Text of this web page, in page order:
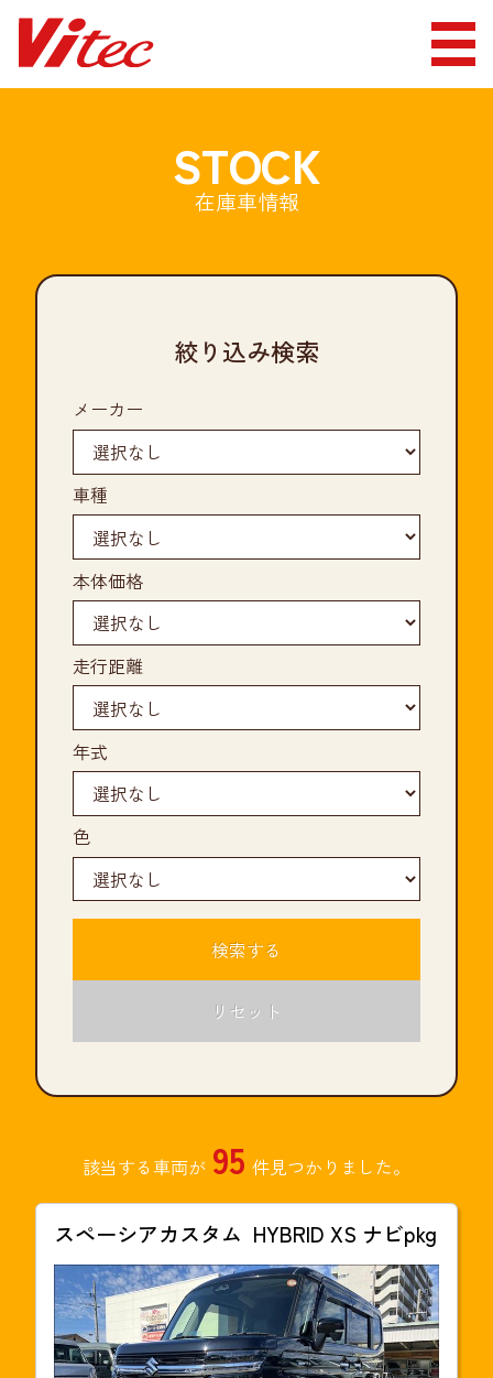
STOCK
在庫車情報
絞り込み検索
メーカー
車種
本体価格
走行距離
年式
色
リセット
該当する車両が 95 件見つかりました。
スペーシアカスタム HYBRID XS ナビpkg
支払総額
232.2 万円(税込)